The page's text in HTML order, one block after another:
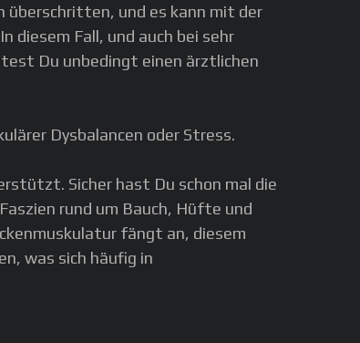
überschritten, und es kann mit der
diesem Fall, und auch bei sehr
Du unbedingt einen ärztlichen
Dysbalancen oder Stress.
Sicher hast Du schon mal die
rund um Bauch, Hüfte und
fängt an, diesem
was sich häufig in